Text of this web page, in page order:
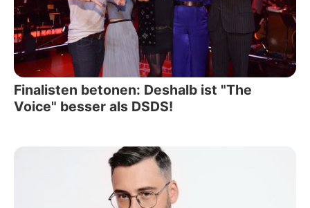
Finalisten betonen: Deshalb ist "The
Voice" besser als DSDS!